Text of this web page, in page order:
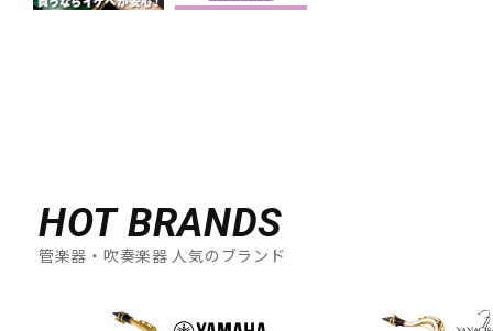
HOT BRANDS
管楽器・吹奏楽器 人気のブランド